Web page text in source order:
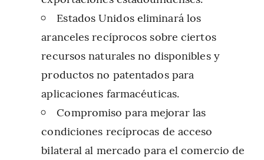
Estados Unidos eliminará los
aranceles recíprocos sobre ciertos
recursos naturales no disponibles y
productos no patentados para
aplicaciones farmacéuticas.
Compromiso para mejorar las
condiciones recíprocas de acceso
bilateral al mercado para el comercio de